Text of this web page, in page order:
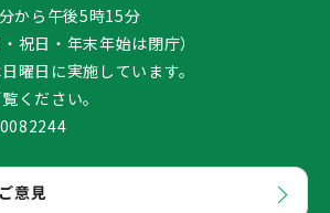
から午後5時15分
祝日・年末年始は閉庁）
曜日に実施しています。
ください。
意見